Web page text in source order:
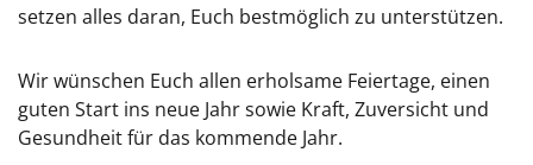
setzen alles daran, Euch bestmöglich zu unterstützen.
Wir wünschen Euch allen erholsame Feiertage, einen
guten Start ins neue Jahr sowie Kraft, Zuversicht und
Gesundheit für das kommende Jahr.